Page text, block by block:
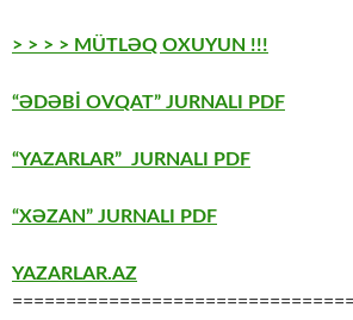
> > > > MÜTLƏQ OXUYUN !!!
“ƏDƏBİ OVQAT” JURNALI PDF
“YAZARLAR” JURNALI PDF
“XƏZAN” JURNALI PDF
YAZARLAR.AZ